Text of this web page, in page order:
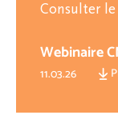
Consulter
Webinaire
11.03.26